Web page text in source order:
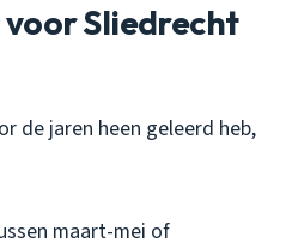
Sliedrecht
de jaren heen geleerd heb,
maart-mei of